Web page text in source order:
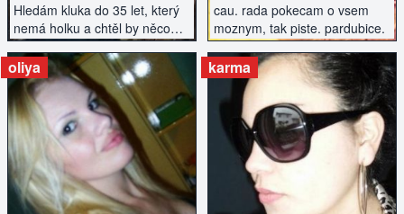
Hledám kluka do 35 let, který
nemá holku a chtěl by něco
podniknout....
cau. rada pokecam o vsem
moznym, tak piste. pardubice.
oliya
ZOBRAZIT INZERÁT
karma
ZOBRAZIT INZERÁT